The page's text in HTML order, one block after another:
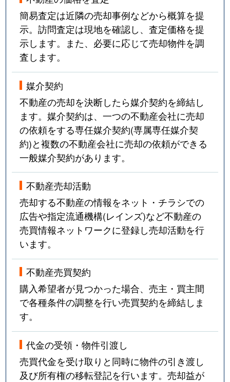
簡易査定は近隣の売却事例などから概算を提
示。訪問査定は現地を確認し、査定価格を提
示します。また、必要に応じて売却物件を調
査します。
媒介契約
不動産の売却を決断したら媒介契約を締結し
ます。媒介契約は、一つの不動産会社に売却
の依頼をする専任媒介契約(専属専任媒介契
約)と複数の不動産会社に売却の依頼ができる
一般媒介契約があります。
不動産売却活動
売却する不動産の情報をネット・チラシでの
広告や指定流通機構(レインズ)など不動産の
売買情報ネットワークに登録し売却活動を行
います。
不動産売買契約
購入希望者が見つかった場合、売主・買主間
で各種条件の調整を行い売買契約を締結しま
す。
代金の受領・物件引渡し
売買代金を受け取りと同時に物件の引き渡し
及び所有権の移転登記を行います。売却益が